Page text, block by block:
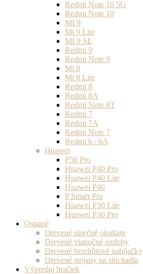
Redmi Note 10 5G
Redmi Note 10
MI 9
Mi 9 Lite
MI 9 SE
Redmi 9
Redmi Note 9
Mi 8
Mi 8 Lite
Redmi 8
Redmi 8A
Redmi Note 8T
Redmi 7
Redmi 7A
Redmi Note 7
Redmi 6 / 6A
Huawei
P50 Pro
Huawei P40 Pro
Huawei P40 Lite
Huawei P40
P Smart Pro
Huawei P30 Lite
Huawei P30 Pro
Ostatné
Drevené slnečné okuliare
Drevené vianočné ozdoby
Drevené bezdrôtové nabíjačky
Drevené stojany na slúchadla
Výpredaj hračiek